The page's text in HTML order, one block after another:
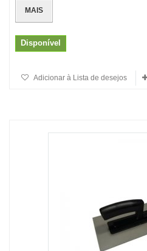
MAIS
Disponível
Adicionar à Lista de desejos